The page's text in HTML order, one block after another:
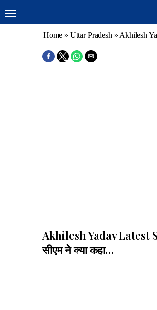
Home » Uttar Pradesh » Akhilesh
Akhilesh Yadav Latest
सीएम ने क्या कहा…